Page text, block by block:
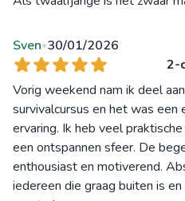
Sven•30/01/2026
2-
Vorig weekend nam ik deel
survivalcursus en het was een
ervaring. Ik heb veel
een ontspannen sfeer. De
enthousiast en motiverend.
iedereen die graag buiten is